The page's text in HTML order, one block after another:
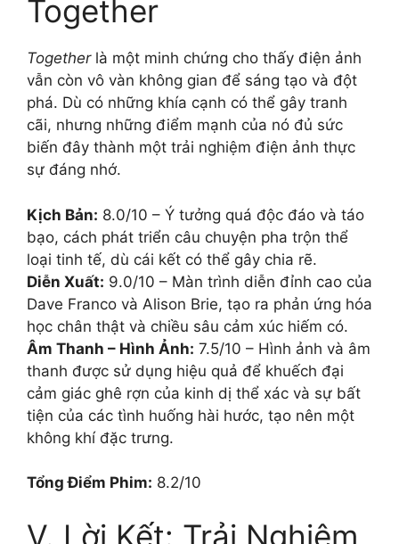
Together
Togetherlà một minh chứng cho thấy điện ảnh
vẫn còn vô vàn không gian để sáng tạo và đột
phá. Dù có những khía cạnh có thể gây tranh
cãi, nhưng những điểm mạnh của nó đủ sức
biến đây thành một trải nghiệm điện ảnh thực
sự đáng nhớ.
Kịch Bản: 8.0/10 – Ý tưởng quá độc đáo và táo
bạo, cách phát triển câu chuyện pha trộn thể
loại tinh tế, dù cái kết có thể gây chia rẽ.
Diễn Xuất: 9.0/10 – Màn trình diễn đỉnh cao của
Dave Franco và Alison Brie, tạo ra phản ứng hóa
học chân thật và chiều sâu cảm xúc hiếm có.
Âm Thanh – Hình Ảnh: 7.5/10 – Hình ảnh và âm
thanh được sử dụng hiệu quả để khuếch đại
cảm giác ghê rợn của kinh dị thể xác và sự bất
tiện của các tình huống hài hước, tạo nên một
không khí đặc trưng.
Tổng Điểm Phim: 8.2/10
V. Lời Kết: Trải Nghiệm